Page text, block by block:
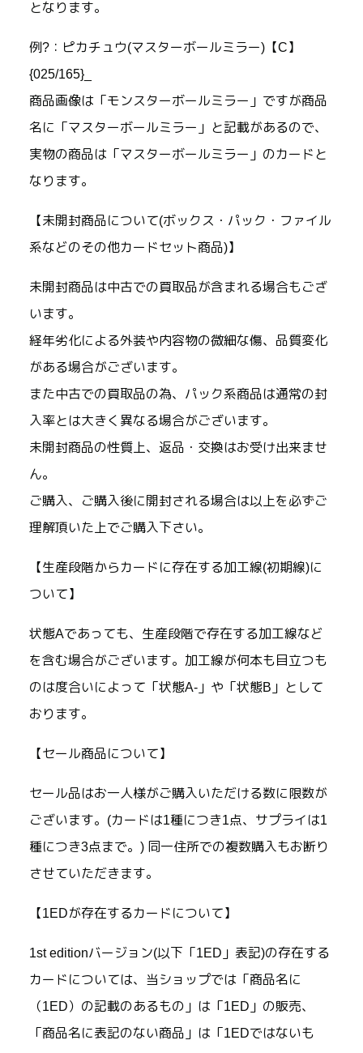
となります。
例?：ピカチュウ(マスターボールミラー)【C】
{025/165}_
商品画像は「モンスターボールミラー」ですが商品
名に「マスターボールミラー」と記載があるので、
実物の商品は「マスターボールミラー」のカードと
なります。
【未開封商品について(ボックス・パック・ファイル
系などのその他カードセット商品)】
未開封商品は中古での買取品が含まれる場合もござ
います。
経年劣化による外装や内容物の微細な傷、品質変化
がある場合がございます。
また中古での買取品の為、パック系商品は通常の封
入率とは大きく異なる場合がございます。
未開封商品の性質上、返品・交換はお受け出来ませ
ん。
ご購入、ご購入後に開封される場合は以上を必ずご
理解頂いた上でご購入下さい。
【生産段階からカードに存在する加工線(初期線)に
ついて】
状態Aであっても、生産段階で存在する加工線など
を含む場合がございます。加工線が何本も目立つも
のは度合いによって「状態A-」や「状態B」として
おります。
【セール商品について】
セール品はお一人様がご購入いただける数に限数が
ございます。(カードは1種につき1点、サプライは1
種につき3点まで。) 同一住所での複数購入もお断り
させていただきます。
【1EDが存在するカードについて】
1st editionバージョン(以下「1ED」表記)の存在する
カードについては、当ショップでは「商品名に
（1ED）の記載のあるもの」は「1ED」の販売、
「商品名に表記のない商品」は「1EDではないも